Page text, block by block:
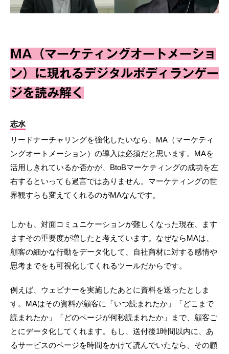
MA（マーケティングオートメーショ
ン）に現れるデジタルボディランゲー
ジを読み解く
志水
リードナーチャリングを強化したいなら、MA（マーケティ
ングオートメーション）の導入は必須だと思います。MAを
活用しきれているか否かが、BtoBマーケティングの成功を左
右するといっても過言ではありません。マーケティングの世
界観すらも変えてくれるのがMAなんです。
しかも、対面コミュニケーションが難しくなった現在、ます
ますその重要度が増したと考えています。なぜならMAは、
顧客の細かな行動をデータ化して、自社商材に対する感情や
思考までをも可視化してくれるツールだからです。
例えば、ウェビナーを実施したあとに資料を送ったとしま
す。MAはその資料が顧客に「いつ読まれたか」「どこまで
読まれたか」「どのページが何秒読まれたか」まで、顧客ご
とにデータ化してくれます。もし、送付後1時間以内に、あ
るサービスのページを時間をかけて読んでいたなら、その顧